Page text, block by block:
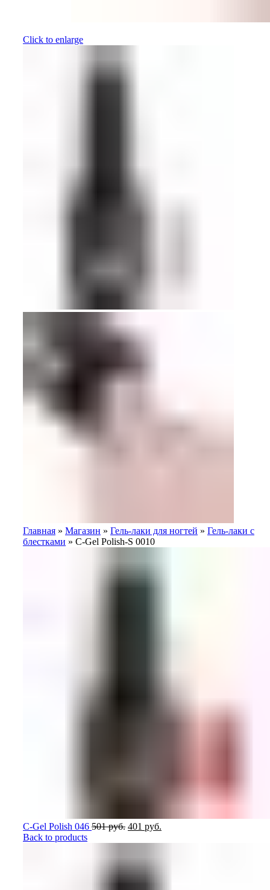
Click to enlarge
Главная » Магазин » Гель-лаки для ногтей » Гель-лаки с
блестками » C-Gel Polish-S 0010
C-Gel Polish 046 501руб. Первоначальная
401 руб.
Back to products